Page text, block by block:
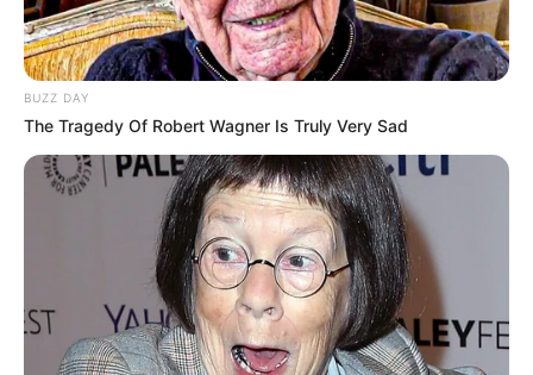
(foto: instagram/masaji_)
6. Menurut pendapatnya polisi adalah sosok yang
gagah dan juga ganteng
BUZZ DAY
The Tragedy Of Robert Wagner Is Truly Very Sad